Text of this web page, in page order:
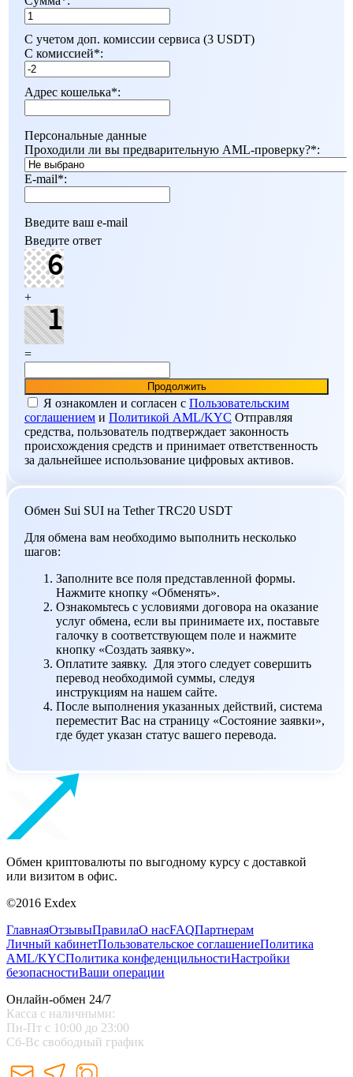
С учетом доп. комиссии сервиса (3 USDT)
С комиссией*:
Адрес кошелька*:
Персональные данные
Проходили ли вы предварительную AML-проверку?*:
E-mail*:
Введите ваш e-mail
Введите ответ
+
=
Я ознакомлен и согласен c Пользовательским
соглашением и Политикой AML/KYC Отправляя
средства, пользователь подтверждает законность
происхождения средств и принимает ответственность
за дальнейшее использование цифровых активов.
Обмен Sui SUI на Tether TRC20 USDT
Для обмена вам необходимо выполнить несколько
шагов:
Заполните все поля представленной формы.
Нажмите кнопку «Обменять».
Ознакомьтесь с условиями договора на оказание
услуг обмена, если вы принимаете их, поставьте
галочку в соответствующем поле и нажмите
кнопку «Создать заявку».
Оплатите заявку. Для этого следует совершить
перевод необходимой суммы, следуя
инструкциям на нашем сайте.
После выполнения указанных действий, система
переместит Вас на страницу «Состояние заявки»,
где будет указан статус вашего перевода.
Обмен криптовалюты по выгодному курсу с доставкой
или визитом в офис.
©2016 Exdex
ГлавнаяОтзывыПравилаО насFAQПартнерам
Личный кабинетПользовательское соглашениеПолитика
AML/KYCПолитика конфеденцильностиНастройки
безопасностиВаши операции
Онлайн-обмен 24/7
Касса с наличными:
Пн-Пт с 10:00 до 23:00
Сб-Вс свободный график